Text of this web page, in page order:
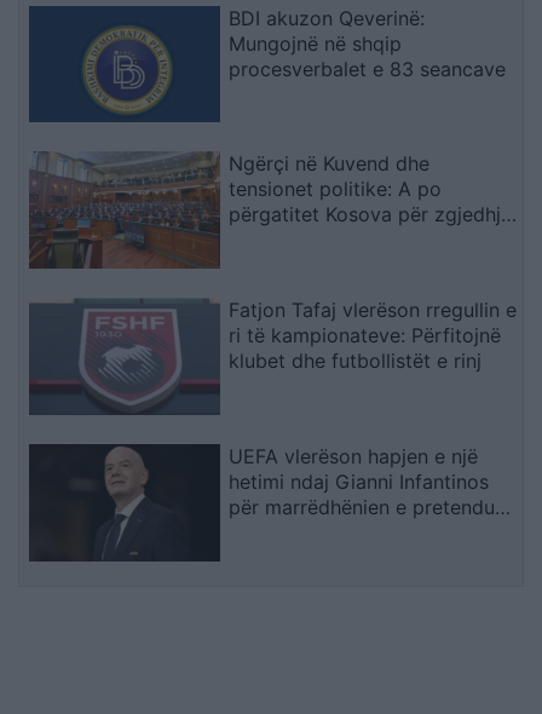
BDI akuzon Qeverinë:
Mungojnë në shqip
procesverbalet e 83 seancave
Ngërçi në Kuvend dhe
tensionet politike: A po
përgatitet Kosova për zgjedhje
Fatjon Tafaj vlerëson rregullin e
ri të kampionateve: Përfitojnë
klubet dhe futbollistët e rinj
UEFA vlerëson hapjen e një
hetimi ndaj Gianni Infantinos
për marrëdhënien e pretenduar